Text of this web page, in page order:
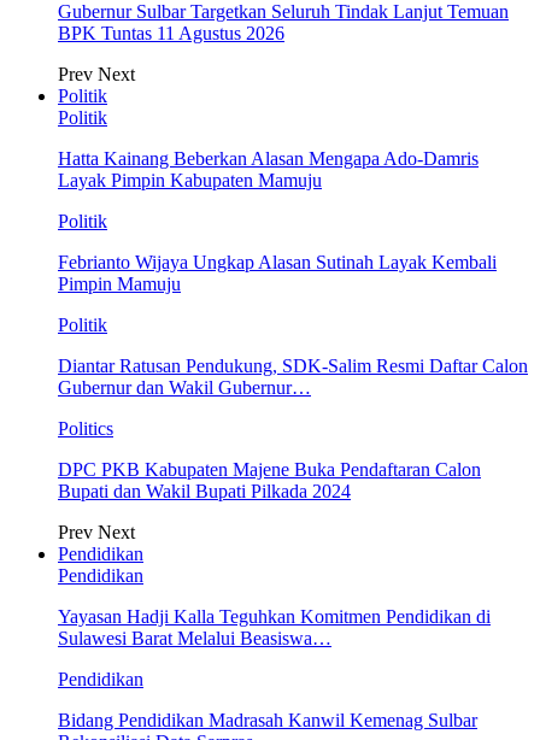
Gubernur Sulbar Targetkan Seluruh Tindak Lanjut Temuan
BPK Tuntas 11 Agustus 2026
Prev Next
Politik
Politik
Hatta Kainang Beberkan Alasan Mengapa Ado-Damris
Layak Pimpin Kabupaten Mamuju
Politik
Febrianto Wijaya Ungkap Alasan Sutinah Layak Kembali
Pimpin Mamuju
Politik
Diantar Ratusan Pendukung, SDK-Salim Resmi Daftar Calon
Gubernur dan Wakil Gubernur…
Politics
DPC PKB Kabupaten Majene Buka Pendaftaran Calon
Bupati dan Wakil Bupati Pilkada 2024
Prev Next
Pendidikan
Pendidikan
Yayasan Hadji Kalla Teguhkan Komitmen Pendidikan di
Sulawesi Barat Melalui Beasiswa…
Pendidikan
Bidang Pendidikan Madrasah Kanwil Kemenag Sulbar